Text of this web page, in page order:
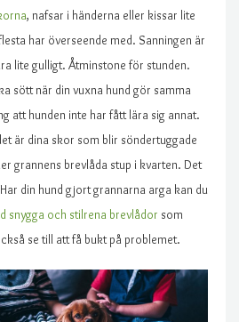
, nafsar i händerna eller kissar lite
har överseende med. Sanningen är
lite gulligt. Åtminstone för stunden.
sött när din vuxna hund gör samma
att hunden inte har fått lära sig annat.
är dina skor som blir söndertuggade
grannens brevlåda stup i kvarten. Det
din hund gjort grannarna arga kan du
snygga och stilrena brevlådor som
se till att få bukt på problemet.